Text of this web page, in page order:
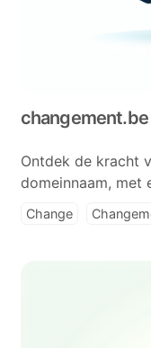
changement.be
Ontdek de kracht
domeinnaam, met
Change